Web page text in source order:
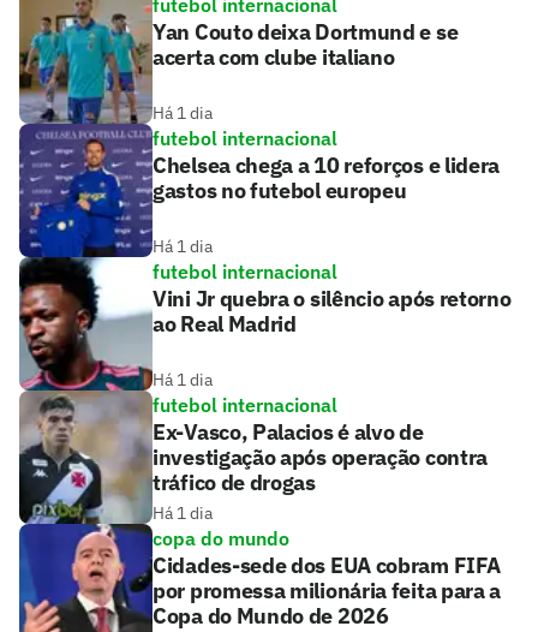
futebol internacional
Yan Couto deixa Dortmund e se
acerta com clube italiano
Há 1 dia
futebol internacional
Chelsea chega a 10 reforços e lidera
gastos no futebol europeu
Há 1 dia
futebol internacional
Vini Jr quebra o silêncio após retorno
ao Real Madrid
Há 1 dia
futebol internacional
Ex-Vasco, Palacios é alvo de
investigação após operação contra
tráfico de drogas
Há 1 dia
copa do mundo
Cidades-sede dos EUA cobram FIFA
por promessa milionária feita para a
Copa do Mundo de 2026